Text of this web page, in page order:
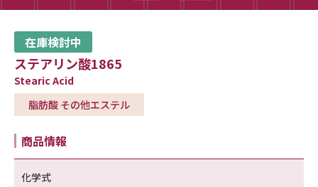
在庫検討中
ステアリン酸1865
Stearic Acid
脂肪酸 その他エステル
商品情報
化学式